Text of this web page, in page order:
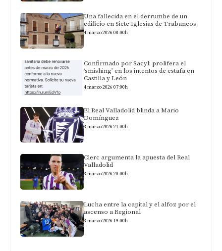
Una fallecida en el derrumbe de un
edificio en Siete Iglesias de Trabancos
4 marzo 2026 08:00h
Confirmado por Sacyl: prolifera el
‘smishing’ en los intentos de estafa en
Castilla y León
4 marzo 2026 07:00h
El Real Valladolid blinda a Mario
Domínguez
3 marzo 2026 21:00h
Clerc argumenta la apuesta del Real
Valladolid
3 marzo 2026 20:00h
Lucha entre la capital y el alfoz por el
ascenso a Regional
3 marzo 2026 19:00h